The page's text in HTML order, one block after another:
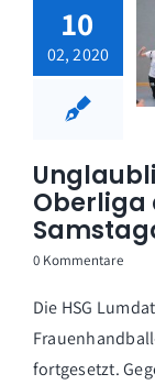
10
02, 2020
Oberliga
0 Kommentare
Die HSG
fortgesetzt.